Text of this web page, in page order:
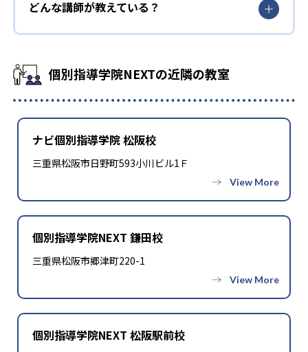
どんな講師が教えている？
個別指導学院NEXTの近隣の教室
ナビ個別指導学院 松阪校
三重県松阪市日野町593小川ビル1Ｆ
個別指導学院NEXT 鎌田校
三重県松阪市郷津町220-1
個別指導学院NEXT 松阪駅前校